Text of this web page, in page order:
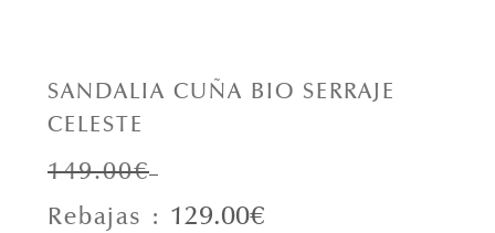
SANDALIA CUÑA BIO SERRAJE
CELESTE
149.00€
Rebajas : 129.00€